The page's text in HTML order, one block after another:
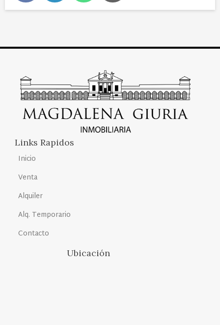
Links Rapidos
Inicio
Venta
Alquiler
Alq. Temporario
Contacto
Ubicación